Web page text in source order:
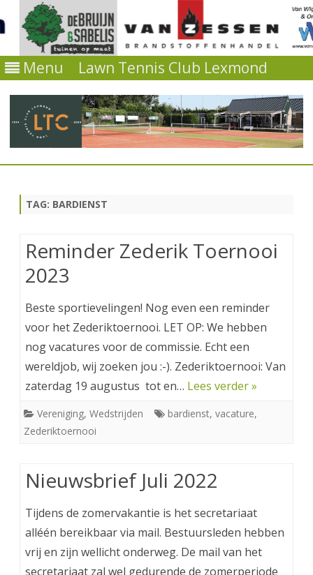
Menu Lawn Tennis Club Lexmond
TAG: BARDIENST
Reminder Zederik Toernooi
2023
Beste sportievelingen! Nog even een reminder
voor het Zederiktoernooi. LET OP: We hebben
nog vacatures voor de commissie. Echt een
wereldjob, wij zoeken jou :-). Zederiktoernooi: Van
zaterdag 19 augustus tot en… Lees verder »
Vereniging, Wedstrijden bardienst, vacature,
Zederiktoernooi
Nieuwsbrief Juli 2022
Tijdens de zomervakantie is het secretariaat
alléén bereikbaar via mail. Bestuursleden hebben
vrij en zijn wellicht onderweg. De mail van het
secretariaat zal wel gedurende de zomerperiode